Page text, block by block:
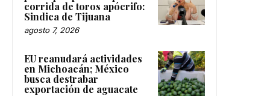
corrida de toros apócrifo:
Sindica de Tijuana
agosto 7, 2026
EU reanudará actividades
en Michoacán; México
busca destrabar
exportación de aguacate